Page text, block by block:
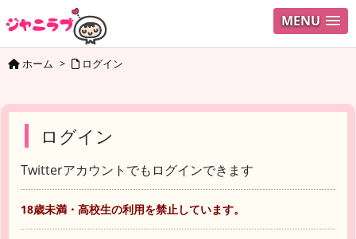
MENU
ホーム > ログイン
ログイン
Twitterアカウントでもログインできます
18歳未満・高校生の利用を禁止しています。